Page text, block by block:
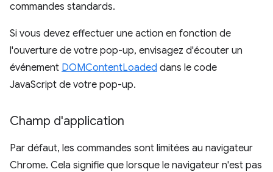
commandes standards.
Si vous devez effectuer une action en fonction de
l'ouverture de votre pop-up, envisagez d'écouter un
événement DOMContentLoaded dans le code
JavaScript de votre pop-up.
Champ d'application
Par défaut, les commandes sont limitées au navigateur
Chrome. Cela signifie que lorsque le navigateur n'est pas